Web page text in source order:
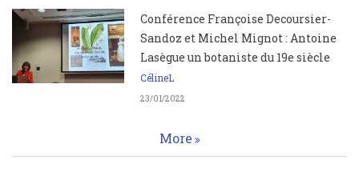
Conférence Françoise Decoursier-
Sandoz et Michel Mignot : Antoine
Lasègue un botaniste du 19e siècle
CélineL
23/01/2022
More